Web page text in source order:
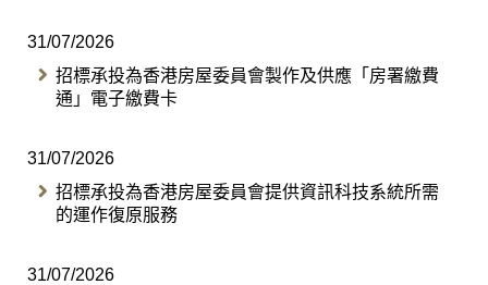
31/07/2026
招標承投為香港房屋委員會製作及供應「房署繳費
通」電子繳費卡
31/07/2026
招標承投為香港房屋委員會提供資訊科技系統所需
的運作復原服務
31/07/2026